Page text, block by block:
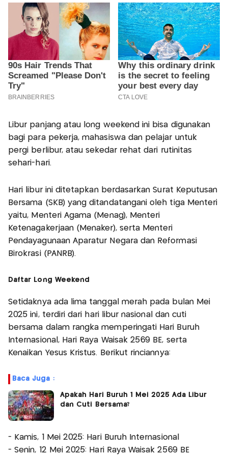
Libur panjang atau long weekend ini bisa digunakan
bagi para pekerja, mahasiswa dan pelajar untuk
pergi berlibur, atau sekedar rehat dari rutinitas
sehari-hari.
Hari libur ini ditetapkan berdasarkan Surat Keputusan
Bersama (SKB) yang ditandatangani oleh tiga Menteri
yaitu, Menteri Agama (Menag), Menteri
Ketenagakerjaan (Menaker), serta Menteri
Pendayagunaan Aparatur Negara dan Reformasi
Birokrasi (PANRB).
Daftar Long Weekend
Setidaknya ada lima tanggal merah pada bulan Mei
2025 ini, terdiri dari hari libur nasional dan cuti
bersama dalam rangka memperingati Hari Buruh
Internasional, Hari Raya Waisak 2569 BE, serta
Kenaikan Yesus Kristus. Berikut rinciannya:
Baca Juga :
Apakah Hari Buruh 1 Mei 2025 Ada Libur
dan Cuti Bersama?
- Kamis, 1 Mei 2025: Hari Buruh Internasional
- Senin, 12 Mei 2025: Hari Raya Waisak 2569 BE